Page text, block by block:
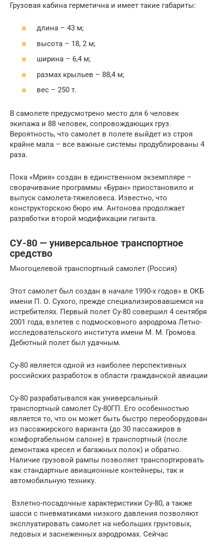
Грузовая кабина герметична и имеет такие габариты:
длина – 43 м;
высота – 18, 2 м;
ширина – 6,4 м;
размах крыльев – 88,4 м;
вес – 250 т.
В самолете предусмотрено место для 6 человек
экипажа и 88 человек, сопровождающих груз.
Вероятность, что самолет в полете выйдет из строя
крайне мала – все важные системы продублированы 4
раза.
Пока «Мрия» создан в единственном экземпляре –
сворачивание программы «Буран» приостановило и
выпуск самолета-тяжеловеса. Известно, что
конструкторскою бюро им. Антонова продолжает
разработки второй модификации гиганта.
СУ-80 — универсальное транспортное
средство
Многоцелевой транспортный самолет (Россия)
Этот самолет был создан в начале 1990-х годов» в ОКБ
имени П. О. Сухого, прежде специализировавшемся на
истребителях. Первый полет Су-80 совершил 4 сентября
2001 года, взлетев с подмосковного аэродрома Летно-
исследовательского института имени М. М. Громова.
Дебютный полет был удачным.
Су-80 является одной из наиболее перспективных
российских разработок в области гражданской авиации
Су-80 разрабатывался как универсальный
транспортный самолет Су-80ГП. Его особенностью
является то, что он может быть быстро переоборудован
из пассажирского варианта (до 30 пассажиров в
комфортабельном салоне) в транспортный (после
демонтажа кресел и багажных полок) и обратно.
Наличие грузовой рампы позволяет транспортировать
как стандартные авиационные контейнеры, так и
автомобильную технику.
Взлетно-посадочные характеристики Су-80, а также
шасси с пневматиками низкого давления позволяют
эксплуатировать самолет на небольших грунтовых,
ледовых и заснеженных аэродромах. Сейчас